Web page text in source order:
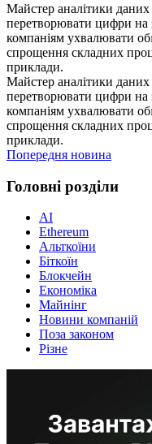
Майстер аналітики даних
перетворювати цифри на
компаніям ухвалювати
спрощення складних
приклади.
Майстер аналітики даних
перетворювати цифри на
компаніям ухвалювати
спрощення складних
приклади.
Попередня новина
Головні розділи
AI
Ethereum
Альткоїни
Біткоїн
Блокчейн
Економіка
Майнінг
Новини компаній
Поза законом
Різне